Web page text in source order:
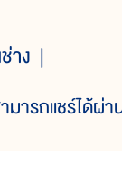
าง
มารถแชร์ได้ผ่า